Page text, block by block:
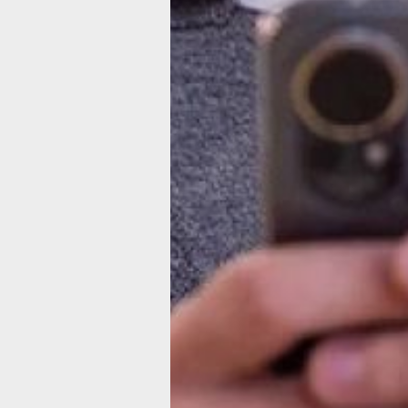
марте 2026 года — 200. По оценке
свидетельствует о перестройке
и управления вредоносного ПО.
Для выявления подобных угроз
трафик, при обнаружении
оператор ограничивает доступ к
на уровне сети и уведомляет
угрозе.
«Значительная часть заражений по-
с действиями самих пользователей
по фишинговым ссылкам в
сетях, а также установкой
источников. Мы видим, что
совершенствуют свои инструменты и
инфраструктуру для
Поэтому сегодня особенно важно
технологии защиты с соблюдением
цифровой гигиены», — отметил
по предотвращению мошенничества
МегаФона Сергей Хренов.
Чтобы защитить свои устройства,
рекомендуют установить
обновлять, не пренебрегать